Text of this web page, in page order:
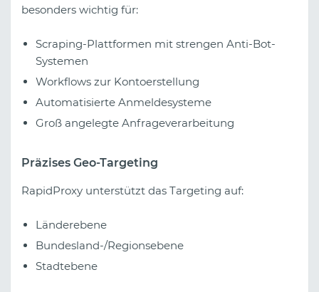
besonders wichtig für:
Scraping-Plattformen mit strengen Anti-Bot-
Systemen
Workflows zur Kontoerstellung
Automatisierte Anmeldesysteme
Groß angelegte Anfrageverarbeitung
Präzises Geo-Targeting
RapidProxy unterstützt das Targeting auf:
Länderebene
Bundesland-/Regionsebene
Stadtebene